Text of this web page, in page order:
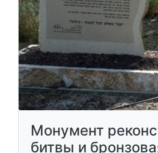
Монумент
битвы и